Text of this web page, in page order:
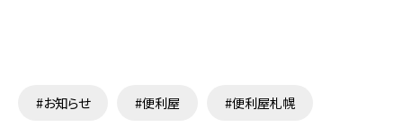
#お知らせ #便利屋 #便利屋札幌